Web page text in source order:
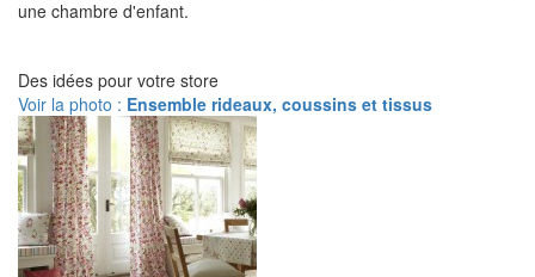
une chambre d'enfant.
Des idées pour votre store
Voir la photo : Ensemble rideaux, coussins et tissus